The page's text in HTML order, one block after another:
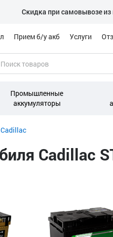
Скидка при самовывозе из
Прием б/у акб Услуги
Промышленные
аккумуляторы
Cadillac
Cadillac